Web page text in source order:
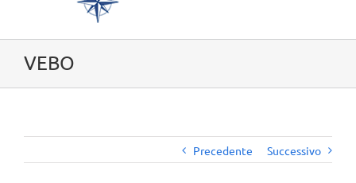
VEBO
Precedente Successivo